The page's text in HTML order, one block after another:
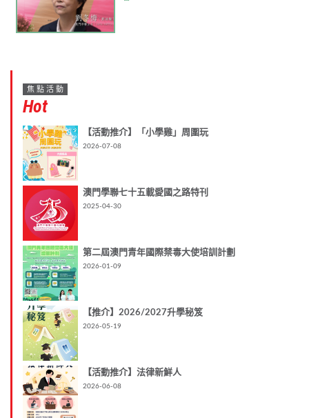
焦點活動
Hot
【活動推介】「小學雞」周圍玩
2026-07-08
澳門學聯七十五載愛國之路特刊
2025-04-30
第二屆澳門青年國際禁毒大使培訓計劃
2026-01-09
【推介】2026/2027升學秘笈
2026-05-19
【活動推介】法律新鮮人
2026-06-08